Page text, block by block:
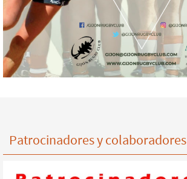
Patrocinadores y colaboradores